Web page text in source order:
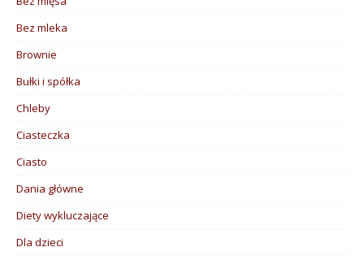
Bez mleka
Brownie
Bułki i spółka
Chleby
Ciasteczka
Ciasto
Dania główne
Diety wykluczające
Dla dzieci